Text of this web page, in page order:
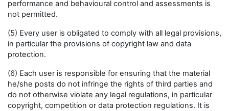
performance and behavioural control and assessments is
not permitted.
(5) Every user is obligated to comply with all legal provisions,
in particular the provisions of copyright law and data
protection.
(6) Each user is responsible for ensuring that the material
he/she posts do not infringe the rights of third parties and
do not otherwise violate any legal regulations, in particular
copyright, competition or data protection regulations. It is